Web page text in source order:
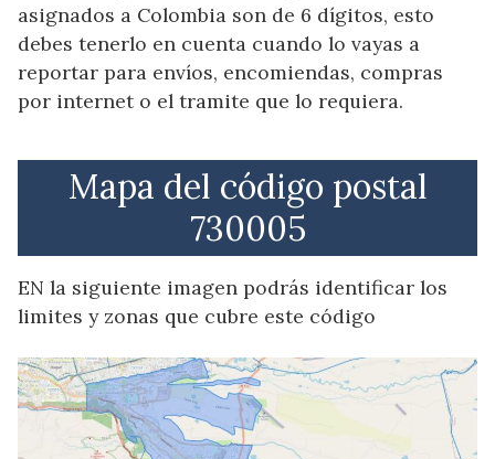
asignados a Colombia son de 6 dígitos, esto
debes tenerlo en cuenta cuando lo vayas a
reportar para envíos, encomiendas, compras
por internet o el tramite que lo requiera.
Mapa del código postal
730005
EN la siguiente imagen podrás identificar los
limites y zonas que cubre este código